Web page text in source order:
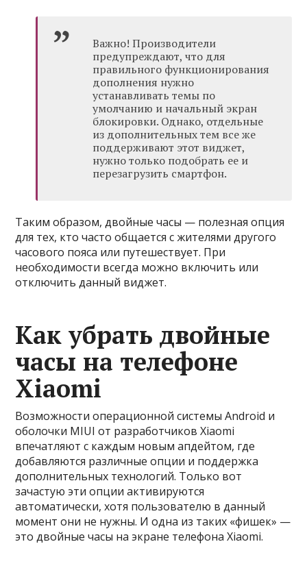
Важно! Производители
предупреждают, что для
правильного функционирования
дополнения нужно
устанавливать темы по
умолчанию и начальный экран
блокировки. Однако, отдельные
из дополнительных тем все же
поддерживают этот виджет,
нужно только подобрать ее и
перезагрузить смартфон.
Таким образом, двойные часы — полезная опция
для тех, кто часто общается с жителями другого
часового пояса или путешествует. При
необходимости всегда можно включить или
отключить данный виджет.
Как убрать двойные
часы на телефоне
Xiaomi
Возможности операционной системы Android и
оболочки MIUI от разработчиков Xiaomi
впечатляют с каждым новым апдейтом, где
добавляются различные опции и поддержка
дополнительных технологий. Только вот
зачастую эти опции активируются
автоматически, хотя пользователю в данный
момент они не нужны. И одна из таких «фишек» —
это двойные часы на экране телефона Xiaomi.